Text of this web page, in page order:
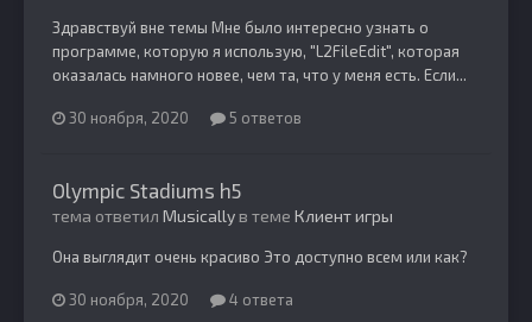
Здравствуй вне темы Мне было интересно узнать о
программе, которую я использую, "L2FileEdit", которая
оказалась намного новее, чем та, что у меня есть. Если...
30 ноября, 2020 5 ответов
Olympic Stadiums h5
тема ответил Musicallyв теме Клиент игры
Она выглядит очень красиво Это доступно всем или как?
30 ноября, 2020 4 ответа